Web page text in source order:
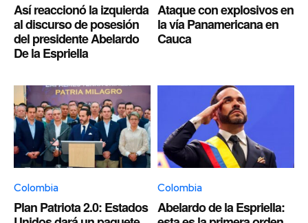
Así reaccionó la izquierda
al discurso de posesión
del presidente Abelardo
De la Espriella
Ataque con explosivos en
la vía Panamericana en
Cauca
Colombia
Plan Patriota 2.0: Estados
Colombia
Abelardo de la Espriella: